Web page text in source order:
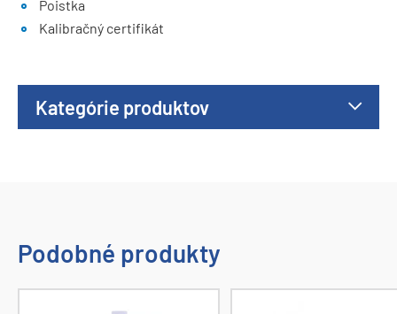
Kategórie produktov
Poistka
Kalibračný certifikát
Podobné produkty